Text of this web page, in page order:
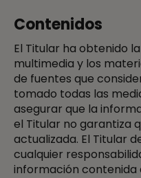
Contenidos
El Titular ha obtenido
multimedia y los
de fuentes que
tomado todas las
asegurar que la
el Titular no garantiza
actualizada. El Titular
cualquier
información contenida